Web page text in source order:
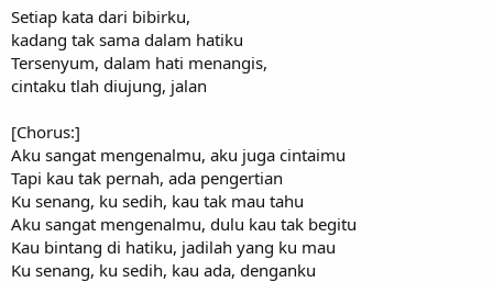
Setiap kata dari bibirku,
kadang tak sama dalam hatiku
Tersenyum, dalam hati menangis,
cintaku tlah diujung, jalan
[Chorus:]
Aku sangat mengenalmu, aku juga cintaimu
Tapi kau tak pernah, ada pengertian
Ku senang, ku sedih, kau tak mau tahu
Aku sangat mengenalmu, dulu kau tak begitu
Kau bintang di hatiku, jadilah yang ku mau
Ku senang, ku sedih, kau ada, denganku